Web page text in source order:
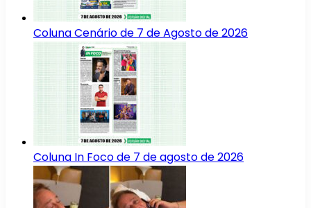
Coluna Cenário de 7 de Agosto de 2026
Coluna In Foco de 7 de agosto de 2026